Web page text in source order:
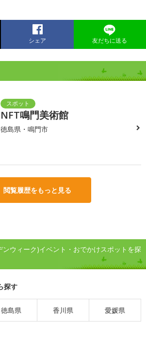
シェア 友だちに送る
NFT鳴門美術館
徳島県・鳴門市
閲覧履歴をもっと見る
ンウィーク)イベント・おでかけスポットを探
探す
徳島県 香川県 愛媛県